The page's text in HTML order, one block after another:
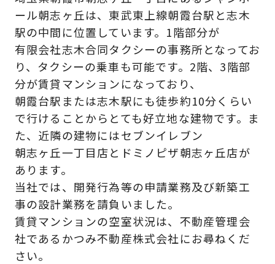
ール朝志ヶ丘は、東武東上線朝霞台駅と志木
駅の中間に位置しています。1階部分が
有限会社志木合同タクシーの事務所となってお
り、タクシーの乗車も可能です。2階、3階部
分が賃貸マンションになっており、
朝霞台駅または志木駅にも徒歩約10分くらい
で行けることからとても好立地な建物です。ま
た、近隣の建物にはセブンイレブン
朝志ヶ丘一丁目店とドミノピザ朝志ヶ丘店が
あります。
当社では、開発行為等の申請業務及び新築工
事の設計業務を請負いました。
賃貸マンションの空室状況は、不動産管理会
社であるかつみ不動産株式会社にお尋ねくだ
さい。